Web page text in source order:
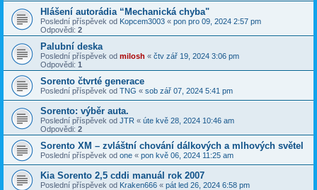
Hlášení autorádia “Mechanická chyba"
Poslední příspěvek od Kopcem3003 « pon pro 09, 2024 2:57 pm
Odpovědi: 2
Palubní deska
Poslední příspěvek od milosh « čtv zář 19, 2024 3:06 pm
Odpovědi: 1
Sorento čtvrté generace
Poslední příspěvek od TNG « sob zář 07, 2024 5:41 pm
Sorento: výběr auta.
Poslední příspěvek od JTR « úte kvě 28, 2024 10:46 am
Odpovědi: 2
Sorento XM – zvláštní chování dálkových a mlhových světel
Poslední příspěvek od one « pon kvě 06, 2024 11:25 am
Kia Sorento 2,5 cddi manuál rok 2007
Poslední příspěvek od Kraken666 « pát led 26, 2024 6:58 pm